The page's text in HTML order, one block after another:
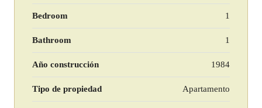
Bedroom 1
Bathroom 1
Año construcción 1984
Tipo de propiedad Apartamento